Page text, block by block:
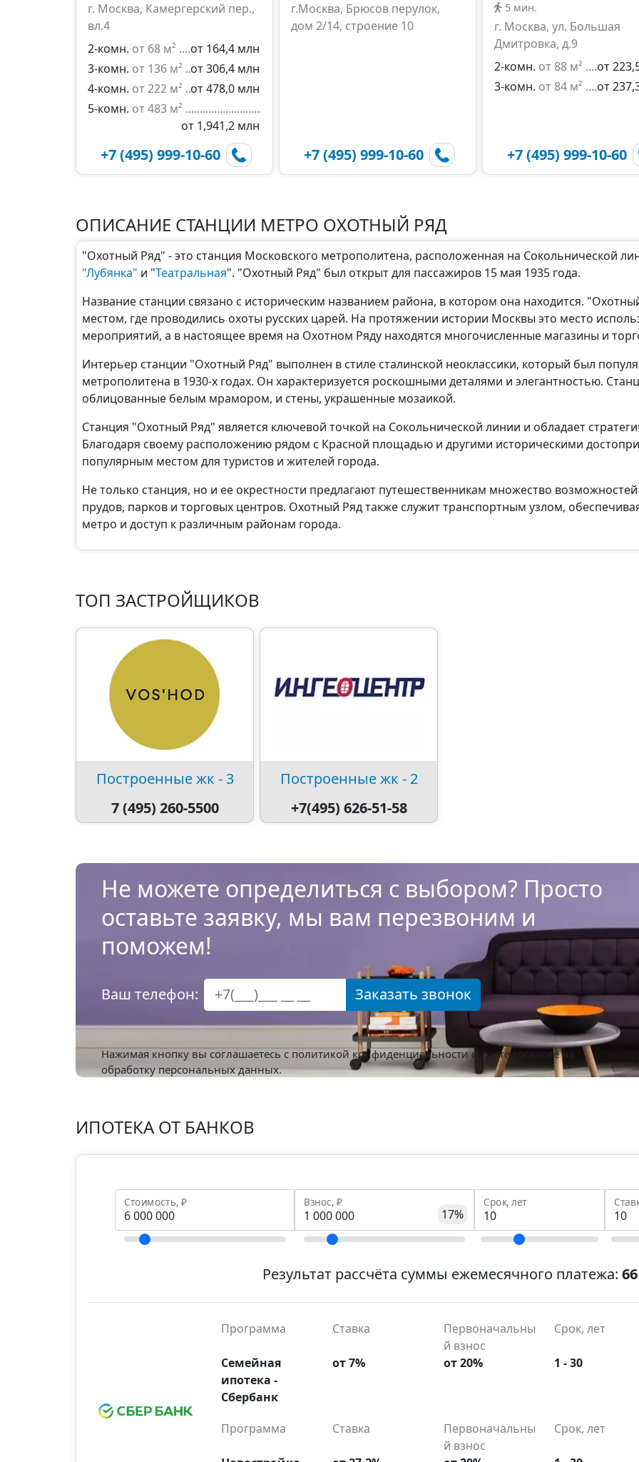
г. Москва, Камергерский пер.,
вл.4
2-комн. от 68 м²
от 164,4 млн
3-комн. от 136 м² от 306,4 млн
4-комн. от 222 м² от 478,0 млн
5-комн. от 483 м²
от 1,941,2 млн
+7 (495) 999-10-60
г.Москва, Брюсов перулок,
дом 2/14, строение 10
+7 (495) 999-10-60
5 мин.
г. Москва, ул. Большая
Дмитровка, д.9
2-комн. от 88 м²
от
3-комн. от 84 м² от
+7 (495) 999-10-60
ОПИСАНИЕ СТАНЦИИ МЕТРО ОХОТНЫЙ РЯД
"Охотный Ряд" - это станция Московского метрополитена, расположенная на Сокольнической
"Лубянка" и "Театральная". "Охотный Ряд" был открыт для пассажиров 15 мая 1935 года.
Название станции связано с историческим названием района, в котором она находится.
местом, где проводились охоты русских царей. На протяжении истории Москвы это место
мероприятий, а в настоящее время на Охотном Ряду находятся многочисленные магазины и
Интерьер станции "Охотный Ряд" выполнен в стиле сталинской неоклассики, который был
метрополитена в 1930-х годах. Он характеризуется роскошными деталями и элегантностью.
облицованные белым мрамором, и стены, украшенные мозаикой.
Станция "Охотный Ряд" является ключевой точкой на Сокольнической линии и обладает
Благодаря своему расположению рядом с Красной площадью и другими историческими
популярным местом для туристов и жителей города.
Не только станция, но и ее окрестности предлагают путешественникам множество
прудов, парков и торговых центров. Охотный Ряд также служит транспортным узлом,
метро и доступ к различным районам города.
ТОП ЗАСТРОЙЩИКОВ
Построенные жк - 3
7 (495) 260-5500
Построенные жк - 2
+7(495) 626-51-58
Не можете определиться с выбором? Просто
оставьте заявку, мы вам перезвоним и
поможем!
Ваш телефон: Заказать звонок
Нажимая кнопку вы соглашаетесь с политикой конфиденциальностии даете согласие на
обработку персональных данных.
ИПОТЕКА ОТ БАНКОВ
Стоимость, ₽ Взнос, ₽
17%
Срок, лет
Результат рассчёта суммы ежемесячного платежа:
Программа Ставка
Первоначальны
й взнос
Срок, лет
Семейная
ипотека -
Сбербанк
от 7% от 20% 1 - 30
Программа Ставка
Первоначальны
й взнос
Срок, лет